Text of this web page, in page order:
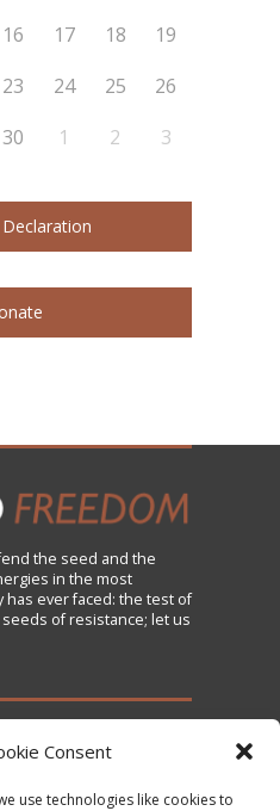
Consent
use technologies like cookies to
16 17 18
19
23 24 25
26
30 1 2 3
the seed and the
in the most
ever faced: the test of
of resistance; let us